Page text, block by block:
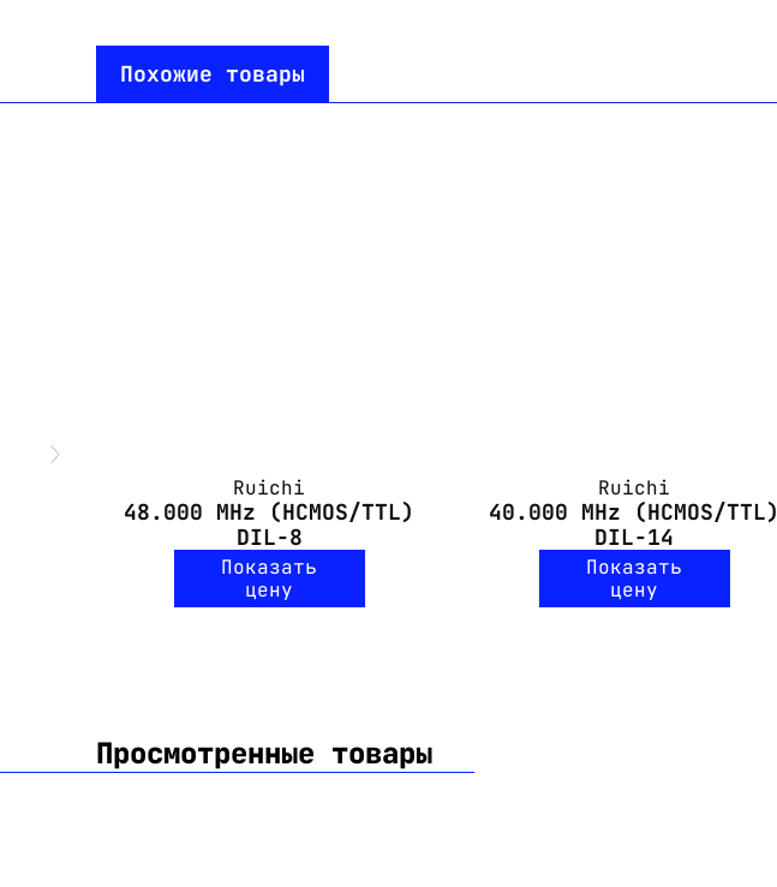
Похожие товары
Ruichi
48.000 MHz (HCMOS/TTL)
DIL-8
Показать
цену
Ruichi
40.000 MHz (HCMOS/TTL)
DIL-14
Показать
цену
Просмотренные товары